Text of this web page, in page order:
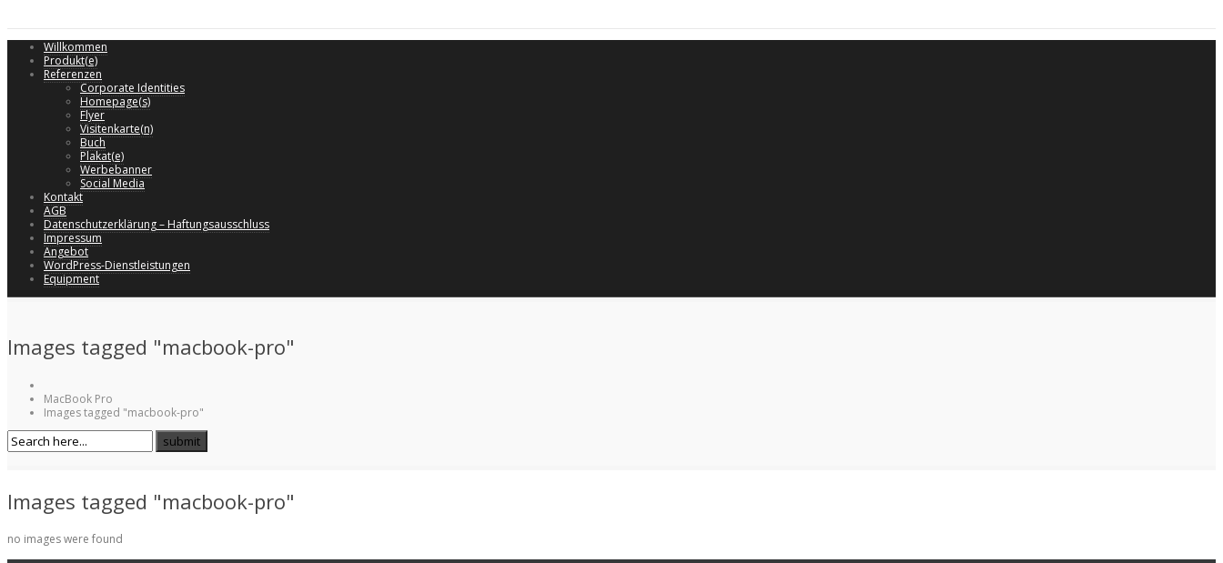
Willkommen
Produkt(e)
Referenzen
Corporate Identities
Homepage(s)
Flyer
Visitenkarte(n)
Buch
Plakat(e)
Werbebanner
Social Media
Kontakt
AGB
Datenschutzerklärung – Haftungsausschluss
Impressum
Angebot
WordPress-Dienstleistungen
Equipment
Images tagged "macbook-pro"
MacBook Pro
Images tagged "macbook-pro"
Images tagged "macbook-pro"
no images were found